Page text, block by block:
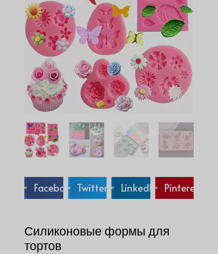
Facebook Twitter LinkedIn Pinterest
Силиконовые формы для
тортов